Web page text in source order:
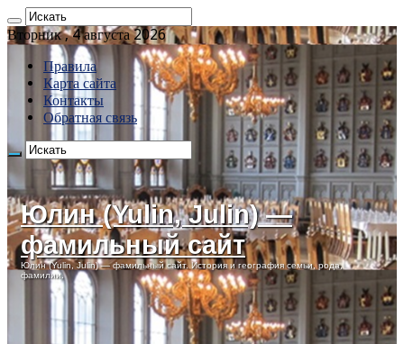
Вторник , 4 августа 2026
Правила
Карта сайта
Контакты
Обратная связь
Юлин (Yulin, Julin) —
фамильный сайт
Юлин (Yulin, Julin) — фамильный сайт. История и география семьи, рода,
фамилии.